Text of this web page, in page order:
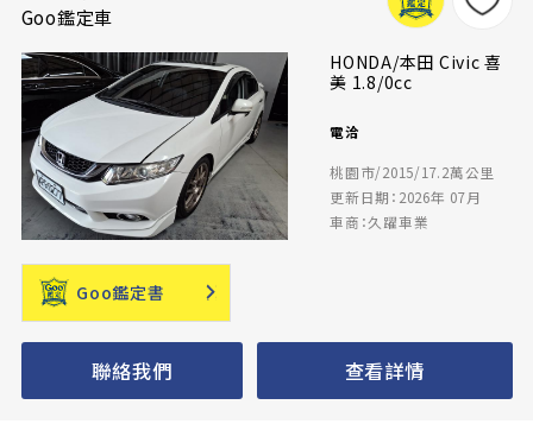
Goo鑑定車
HONDA/本田 Civic 喜
美 1.8/0cc
電洽
桃園市/2015/17.2萬公里
更新日期：2026年 07月
車商：久躍車業
Goo鑑定書
聯絡我們 查看詳情